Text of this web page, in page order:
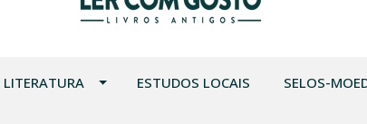
LITERATURA ESTUDOS LOCAIS SELOS-